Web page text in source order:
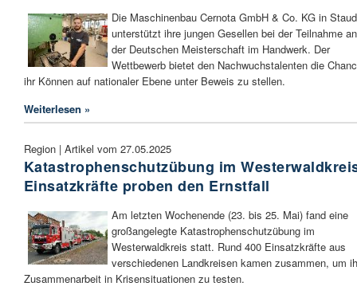
Die Maschinenbau Cernota GmbH & Co. KG in
unterstützt ihre jungen Gesellen bei der Teilnahme an
der Deutschen Meisterschaft im Handwerk. Der
Wettbewerb bietet den Nachwuchstalenten die
ihr Können auf nationaler Ebene unter Beweis zu stellen.
Weiterlesen »
Region | Artikel vom 27.05.2025
Katastrophenschutzübung im
Einsatzkräfte proben den Ernstfall
Am letzten Wochenende (23. bis 25. Mai) fand eine
großangelegte Katastrophenschutzübung im
Westerwaldkreis statt. Rund 400 Einsatzkräfte aus
verschiedenen Landkreisen kamen zusammen, um
Zusammenarbeit in Krisensituationen zu testen.